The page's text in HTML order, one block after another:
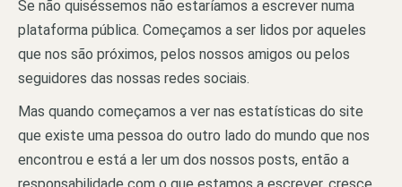
Se não quiséssemos não estaríamos a escrever numa
plataforma pública. Começamos a ser lidos por aqueles
que nos são próximos, pelos nossos amigos ou pelos
seguidores das nossas redes sociais.
Mas quando começamos a ver nas estatísticas do site
que existe uma pessoa do outro lado do mundo que nos
encontrou e está a ler um dos nossos posts, então a